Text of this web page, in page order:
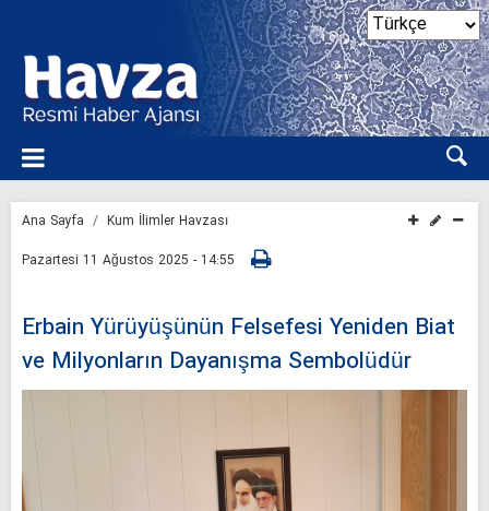
Ana Sayfa
Kum İlimler Havzası
Pazartesi 11 Ağustos 2025 - 14:55
Erbain Yürüyüşünün Felsefesi Yeniden Biat
ve Milyonların Dayanışma Sembolüdür